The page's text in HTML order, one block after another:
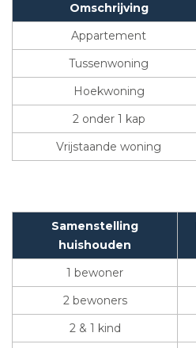
Omschrijving
Appartement
Tussenwoning
Hoekwoning
2 onder 1 kap
Vrijstaande woning
Samenstelling
huishouden
1 bewoner
2 bewoners
2 & 1 kind